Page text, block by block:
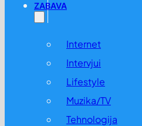
ZABAVA
Internet
Intervjui
Lifestyle
Muzika/TV
Tehnologija